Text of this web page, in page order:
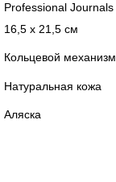
Professional Journals
16,5 х 21,5 см
Кольцевой механизм
Натуральная кожа
Аляска